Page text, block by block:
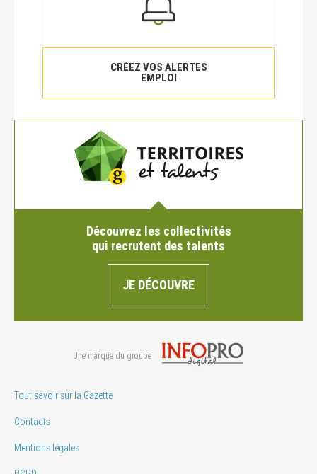
CRÉEZ VOS ALERTES
EMPLOI
Découvrez les collectivités
qui recrutent des talents
JE DÉCOUVRE
Une marque du groupe
Tout savoir sur la Gazette
Contacts
Mentions légales